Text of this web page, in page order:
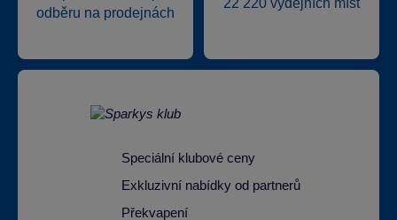
odběru na prodejnách
22 220 výdejních míst
Speciální klubové ceny
Exkluzivní nabídky od partnerů
Překvapení